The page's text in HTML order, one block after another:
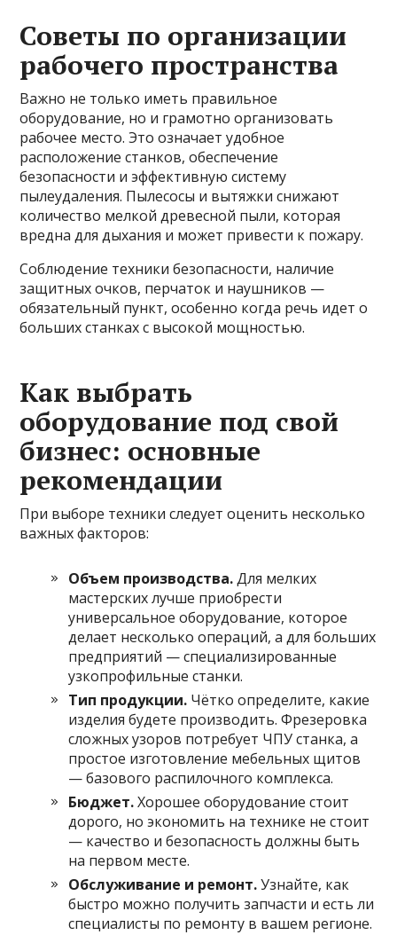
Советы по организации
рабочего пространства
Важно не только иметь правильное
оборудование, но и грамотно организовать
рабочее место. Это означает удобное
расположение станков, обеспечение
безопасности и эффективную систему
пылеудаления. Пылесосы и вытяжки снижают
количество мелкой древесной пыли, которая
вредна для дыхания и может привести к пожару.
Соблюдение техники безопасности, наличие
защитных очков, перчаток и наушников —
обязательный пункт, особенно когда речь идет о
больших станках с высокой мощностью.
Как выбрать
оборудование под свой
бизнес: основные
рекомендации
При выборе техники следует оценить несколько
важных факторов:
Объем производства.Для мелких
мастерских лучше приобрести
универсальное оборудование, которое
делает несколько операций, а для больших
предприятий — специализированные
узкопрофильные станки.
Тип продукции. Чётко определите, какие
изделия будете производить. Фрезеровка
сложных узоров потребует ЧПУ станка, а
простое изготовление мебельных щитов
— базового распилочного комплекса.
Бюджет.Хорошее оборудование стоит
дорого, но экономить на технике не стоит
— качество и безопасность должны быть
на первом месте.
Обслуживание и ремонт.Узнайте, как
быстро можно получить запчасти и есть ли
специалисты по ремонту в вашем регионе.